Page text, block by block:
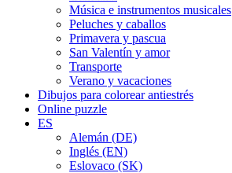
Música e instrumentos musicales
Peluches y caballos
Primavera y pascua
San Valentín y amor
Transporte
Verano y vacaciones
Dibujos para colorear antiestrés
Online puzzle
ES
Alemán (DE)
Inglés (EN)
Eslovaco (SK)